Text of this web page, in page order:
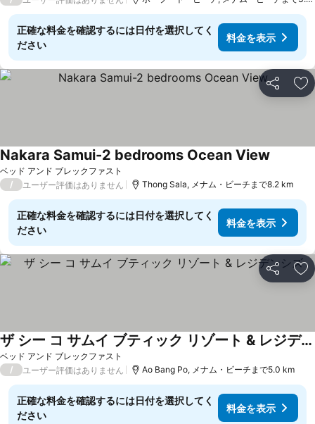
正確な料金を確認するには日付を選択してく
ださい
料金を表示
シェア お
ベッド アンド ブレックファスト
Nakara Samui-2 bedrooms Ocean View
/ ユーザー評価はありません Thong Sala, メナム・ビーチまで8.2 km
正確な料金を確認するには日付を選択してく
ださい
料金を表示
シェア お
ベッド アンド ブレックファスト
ザ シー コ サムイ ブティック リゾート & レジデンシズ
/ ユーザー評価はありません Ao Bang Po, メナム・ビーチまで5.0 km
正確な料金を確認するには日付を選択してく
ださい
料金を表示